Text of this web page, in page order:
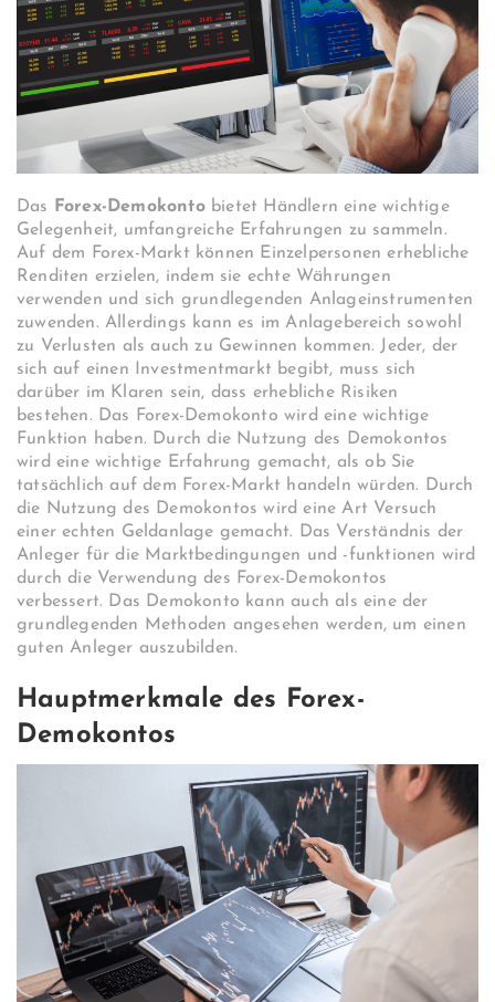
Das Forex-Demokontobietet Händlern eine wichtige
Gelegenheit, umfangreiche Erfahrungen zu sammeln.
Auf dem Forex-Markt können Einzelpersonen erhebliche
Renditen erzielen, indem sie echte Währungen
verwenden und sich grundlegenden Anlageinstrumenten
zuwenden. Allerdings kann es im Anlagebereich sowohl
zu Verlusten als auch zu Gewinnen kommen. Jeder, der
sich auf einen Investmentmarkt begibt, muss sich
darüber im Klaren sein, dass erhebliche Risiken
bestehen. Das Forex-Demokonto wird eine wichtige
Funktion haben. Durch die Nutzung des Demokontos
wird eine wichtige Erfahrung gemacht, als ob Sie
tatsächlich auf dem Forex-Markt handeln würden. Durch
die Nutzung des Demokontos wird eine Art Versuch
einer echten Geldanlage gemacht. Das Verständnis der
Anleger für die Marktbedingungen und -funktionen wird
durch die Verwendung des Forex-Demokontos
verbessert. Das Demokonto kann auch als eine der
grundlegenden Methoden angesehen werden, um einen
guten Anleger auszubilden.
Hauptmerkmale des Forex-
Demokontos